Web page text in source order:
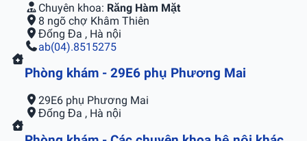
Chuyên khoa: Răng Hàm Mặt
8 ngõ chợ Khâm Thiên
Đống Đa , Hà nội
ab(04).8515275
Phòng khám - 29E6 phụ Phương Mai
29E6 phụ Phương Mai
Đống Đa , Hà nội